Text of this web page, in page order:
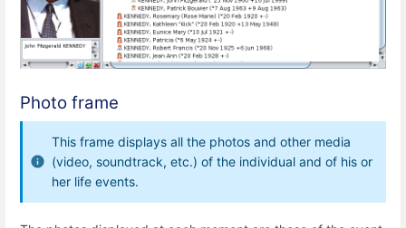
Photo frame
This frame displays all the photos and other media
(video, soundtrack, etc.) of the individual and of his or
her life events.